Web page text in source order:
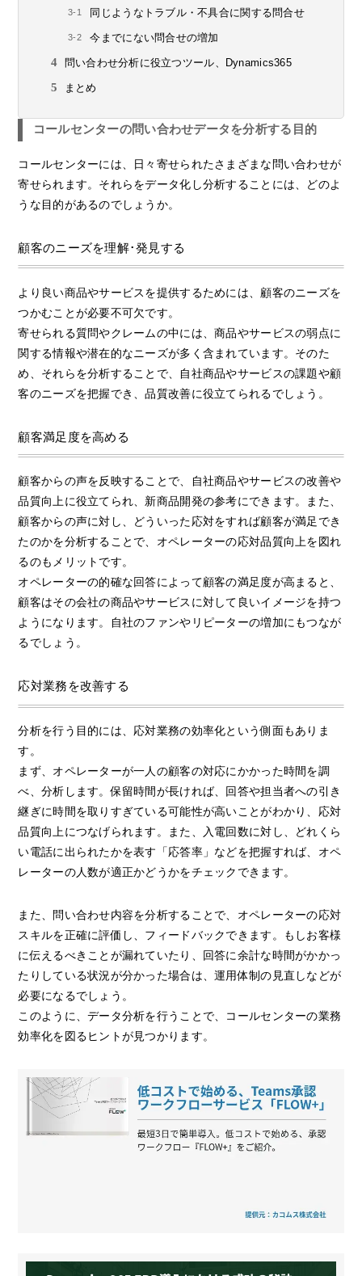
同じようなトラブル・不具合に関する問合せ
今までにない問合せの増加
問い合わせ分析に役立つツール、Dynamics365
まとめ
コールセンターの問い合わせデータを分析する目的
コールセンターには、日々寄せられたさまざまな問い合わせが
寄せられます。それらをデータ化し分析することには、どのよ
うな目的があるのでしょうか。
顧客のニーズを理解･発見する
より良い商品やサービスを提供するためには、顧客のニーズを
つかむことが必要不可欠です。
寄せられる質問やクレームの中には、商品やサービスの弱点に
関する情報や潜在的なニーズが多く含まれています。そのた
め、それらを分析することで、自社商品やサービスの課題や顧
客のニーズを把握でき、品質改善に役立てられるでしょう。
顧客満足度を高める
顧客からの声を反映することで、自社商品やサービスの改善や
品質向上に役立てられ、新商品開発の参考にできます。また、
顧客からの声に対し、どういった応対をすれば顧客が満足でき
たのかを分析することで、オペレーターの応対品質向上を図れ
るのもメリットです。
オペレーターの的確な回答によって顧客の満足度が高まると、
顧客はその会社の商品やサービスに対して良いイメージを持つ
ようになります。自社のファンやリピーターの増加にもつなが
るでしょう。
応対業務を改善する
分析を行う目的には、応対業務の効率化という側面もありま
す。
まず、オペレーターが一人の顧客の対応にかかった時間を調
べ、分析します。保留時間が長ければ、回答や担当者への引き
継ぎに時間を取りすぎている可能性が高いことがわかり、応対
品質向上につなげられます。また、入電回数に対し、どれくら
い電話に出られたかを表す「応答率」などを把握すれば、オペ
レーターの人数が適正かどうかをチェックできます。
また、問い合わせ内容を分析することで、オペレーターの応対
スキルを正確に評価し、フィードバックできます。もしお客様
に伝えるべきことが漏れていたり、回答に余計な時間がかかっ
たりしている状況が分かった場合は、運用体制の見直しなどが
必要になるでしょう。
このように、データ分析を行うことで、コールセンターの業務
効率化を図るヒントが見つかります。